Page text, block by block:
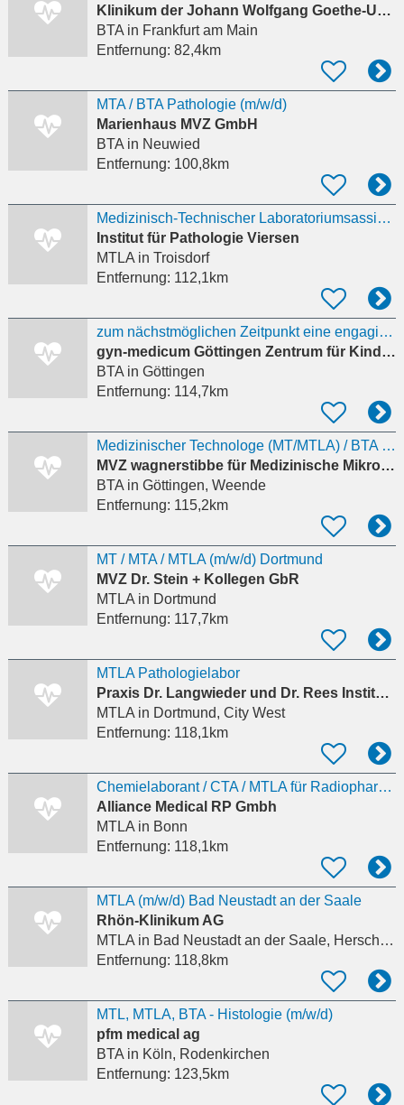
Klinikum der Johann Wolfgang Goethe-Universität Zentrum der Psychiatrie
BTAin Frankfurt am Main
Entfernung: 82,4km
MTA / BTA Pathologie (m/w/d)
Marienhaus MVZ GmbH
BTAin Neuwied
Entfernung: 100,8km
Medizinisch-Technischer Laboratoriumsassistenten / MTLA / MT (w/m/d) für unser Histologie-Labor
Institut für Pathologie Viersen
MTLAin Troisdorf
Entfernung: 112,1km
zum nächstmöglichen Zeitpunkt eine engagierte BTA oder MTA-L (w/m/d)
gyn-medicum Göttingen Zentrum für Kinderwunsch
BTAin Göttingen
Entfernung: 114,7km
Medizinischer Technologe (MT/MTLA) / BTA (m/w/d) – Bakteriologie
MVZ wagnerstibbe für Medizinische Mikrobiologie, Infektiologie, Hygiene und Tropenmedizin GmbH
BTAin Göttingen, Weende
Entfernung: 115,2km
MT / MTA / MTLA (m/w/d) Dortmund
MVZ Dr. Stein + Kollegen GbR
MTLAin Dortmund
Entfernung: 117,7km
MTLA Pathologielabor
Praxis Dr. Langwieder und Dr. Rees Institut für Pathologie im Josefshaus
MTLAin Dortmund, City West
Entfernung: 118,1km
Chemielaborant / CTA / MTLA für Radiopharmaka (m/w/d)
Alliance Medical RP Gmbh
MTLAin Bonn
Entfernung: 118,1km
MTLA (m/w/d) Bad Neustadt an der Saale
Rhön-Klinikum AG
MTLAin Bad Neustadt an der Saale, Herschfeld
Entfernung: 118,8km
MTL, MTLA, BTA - Histologie (m/w/d)
pfm medical ag
BTAin Köln, Rodenkirchen
Entfernung: 123,5km